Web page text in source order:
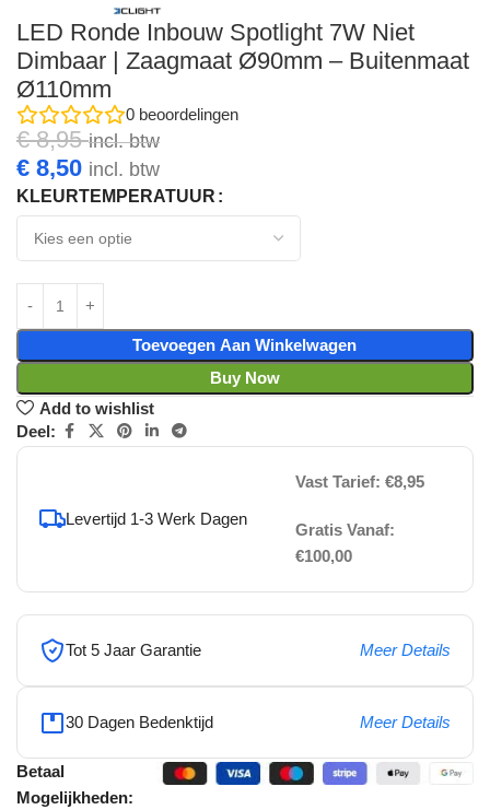
LED Ronde Inbouw Spotlight 7W Niet
Dimbaar | Zaagmaat Ø90mm – Buitenmaat
Ø110mm
0 beoordelingen
€8,95 incl. btw
€ 8,50 incl. btw
KLEURTEMPERATUUR
Toevoegen Aan Winkelwagen
Buy Now
Add to wishlist
Deel:
Levertijd 1-3 Werk Dagen
Vast Tarief: €8,95
Gratis Vanaf:
€100,00
Tot 5 Jaar Garantie Meer Details
30 Dagen Bedenktijd Meer Details
Betaal
Mogelijkheden: